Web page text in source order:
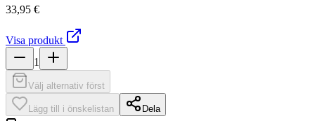
33,95 €
Visa produkt
1
Välj alternativ först
Lägg till i önskelistan Dela